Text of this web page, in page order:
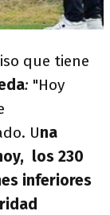
que tiene
: "Hoy
Una
los 230
inferiores